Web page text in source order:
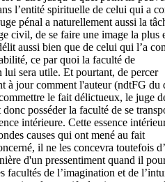
l’entité spirituelle de celui qui a
pénal a naturellement aussi la
civil, de se faire une image la plus
aussi bien que de celui qui l’a
ce par quoi la faculté de
lui sera utile. Et pourtant, de percer
à jour comment l'auteur (ndtFG du
le fait délictueux, le juge
posséder la faculté de se
intérieure. Cette essence
causes qui ont mené au fait
il ne les concevra toutefois
d'un pressentiment quand il
facultés de l’imagination et de